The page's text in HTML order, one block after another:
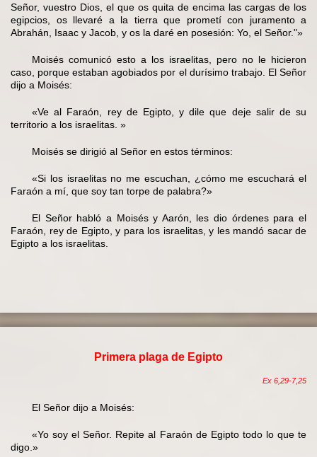
Señor, vuestro Dios, el que os quita de encima las cargas de los
egipcios, os llevaré a la tierra que prometí con juramento a
Abrahán, Isaac y Jacob, y os la daré en posesión: Yo, el Señor."»
Moisés comunicó esto a los israelitas, pero no le hicieron
caso, porque estaban agobiados por el durísimo trabajo. El Señor
dijo a Moisés:
«Ve al Faraón, rey de Egipto, y dile que deje salir de su
territorio a los israelitas. »
Moisés se dirigió al Señor en estos términos:
«Si los israelitas no me escuchan, ¿cómo me escuchará el
Faraón a mí, que soy tan torpe de palabra?»
El Señor habló a Moisés y Aarón, les dio órdenes para el
Faraón, rey de Egipto, y para los israelitas, y les mandó sacar de
Egipto a los israelitas.
Primera plaga de Egipto
Ex 6,29-7,25
El Señor dijo a Moisés:
«Yo soy el Señor. Repite al Faraón de Egipto todo lo que te
digo.»